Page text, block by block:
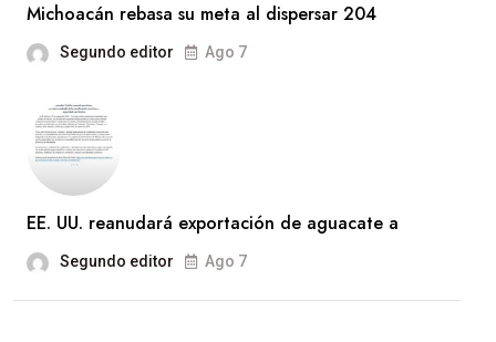
Michoacán rebasa su meta al dispersar 204
Segundo editor Ago 7
EE. UU. reanudará exportación de aguacate a
Segundo editor Ago 7